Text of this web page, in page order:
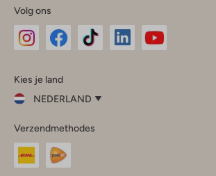
Volg ons
InstagramFacebook
Kies je land
NEDERLAND
je
land
Nederland
Verzendmethodes